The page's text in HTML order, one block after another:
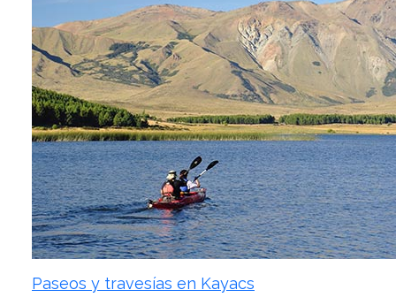
Paseos y travesías en Kayacs